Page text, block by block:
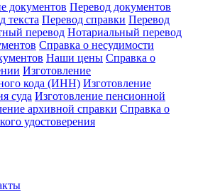
документов Перевод документов
текста Перевод справки Перевод
перевод Нотариальный перевод
Справка о несудимости
Наши цены Справка о
Изготовление
кода (ИНН) Изготовление
суда Изготовление пенсионной
архивной справки Справка о
удостоверения